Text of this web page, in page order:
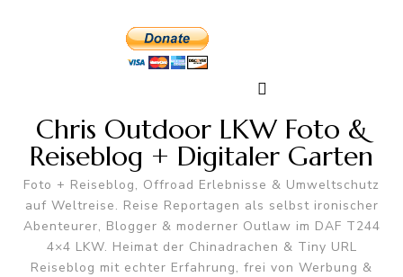
Chris Outdoor LKW Foto &
Reiseblog + Digitaler Garten
Foto + Reiseblog, Offroad Erlebnisse & Umweltschutz
auf Weltreise. Reise Reportagen als selbst ironischer
Abenteurer, Blogger & moderner Outlaw im DAF T244
4×4 LKW. Heimat der Chinadrachen & Tiny URL
Reiseblog mit echter Erfahrung, frei von Werbung &